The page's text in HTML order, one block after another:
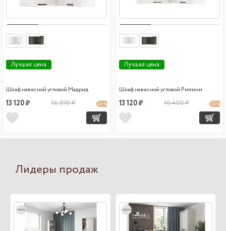
Лучшая цена
Шкаф навесной угловой Мадрид
13 120 ₽ 16 390 ₽ 20 %
Лучшая цена
Шкаф навесной угловой Римини
13 120 ₽ 16 400 ₽ 20 %
Лидеры продаж
new wow